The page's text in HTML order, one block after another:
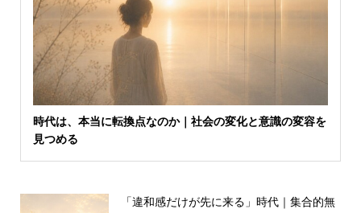
時代は、本当に転換点なのか｜社会の変化と意識の変容を
見つめる
「違和感だけが先に来る」時代｜集合的無